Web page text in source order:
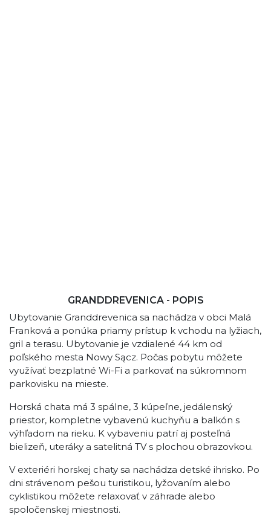
GRANDDREVENICA - POPIS
Ubytovanie Granddrevenica sa nachádza v obci Malá
Franková a ponúka priamy prístup k vchodu na lyžiach,
gril a terasu. Ubytovanie je vzdialené 44 km od
poľského mesta Nowy Sącz. Počas pobytu môžete
využívať bezplatné Wi-Fi a parkovať na súkromnom
parkovisku na mieste.
Horská chata má 3 spálne, 3 kúpeľne, jedálenský
priestor, kompletne vybavenú kuchyňu a balkón s
výhľadom na rieku. K vybaveniu patrí aj posteľná
bielizeň, uteráky a satelitná TV s plochou obrazovkou.
V exteriéri horskej chaty sa nachádza detské ihrisko. Po
dni strávenom pešou turistikou, lyžovaním alebo
cyklistikou môžete relaxovať v záhrade alebo
spoločenskej miestnosti.